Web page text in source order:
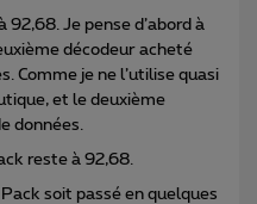
Je pense d’abord à
décodeur acheté
Comme je ne l’utilise quasi
et le deuxième
données.
reste à 92,68.
soit passé en quelques